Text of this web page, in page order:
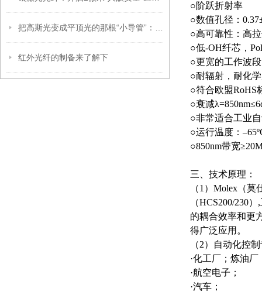
红外光纤的制备来了解下
○阶跃折射率
○数值孔径：
○高可靠性：高
○低-OH纤芯，
○更宽的工作波
○耐辐射，耐化
○符合欧盟
○衰减
○非常适合工业
○运行温度：
○850nm带宽
三、技术原理：
（1）Molex（
（HCS200/230
的耦合效率和更
得广泛应用。
（2）自动化控
·化工厂；炼油
·航空电子；
·汽车；